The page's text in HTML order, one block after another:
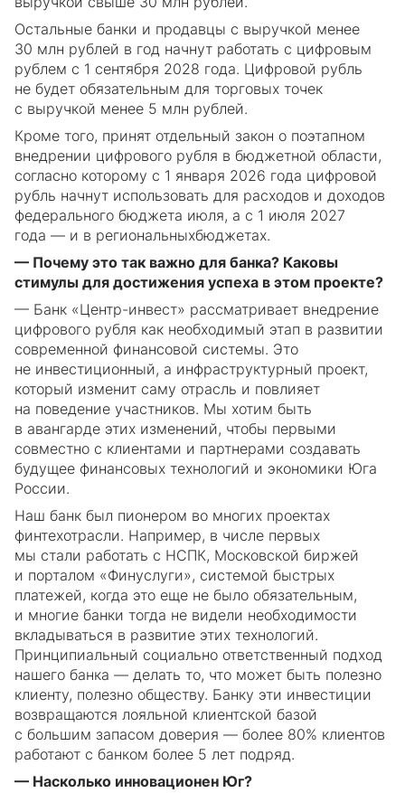
Остальные банки и продавцы с выручкой менее
30 млн рублей в год начнут работать с цифровым
рублем с 1 сентября 2028 года. Цифровой рубль
не будет обязательным для торговых точек
с выручкой менее 5 млн рублей.
Кроме того, принят отдельный закон о поэтапном
внедрении цифрового рубля в бюджетной области,
согласно которому с 1 января 2026 года цифровой
рубль начнут использовать для расходов и доходов
федерального бюджета июля, а с 1 июля 2027
года — и в региональныхбюджетах.
— Почему это так важно для банка? Каковы
стимулы для достижения успеха в этом проекте?
— Банк «Центр-инвест» рассматривает внедрение
цифрового рубля как необходимый этап в развитии
современной финансовой системы. Это
не инвестиционный, а инфраструктурный проект,
который изменит саму отрасль и повлияет
на поведение участников. Мы хотим быть
в авангарде этих изменений, чтобы первыми
совместно с клиентами и партнерами создавать
будущее финансовых технологий и экономики Юга
России.
Наш банк был пионером во многих проектах
финтехотрасли. Например, в числе первых
мы стали работать с НСПК, Московской биржей
и порталом «Финуслуги», системой быстрых
платежей, когда это еще не было обязательным,
и многие банки тогда не видели необходимости
вкладываться в развитие этих технологий.
Принципиальный социально ответственный подход
нашего банка — делать то, что может быть полезно
клиенту, полезно обществу. Банку эти инвестиции
возвращаются лояльной клиентской базой
с большим запасом доверия — более 80% клиентов
работают с банком более 5 лет подряд.
— Насколько инновационен Юг?